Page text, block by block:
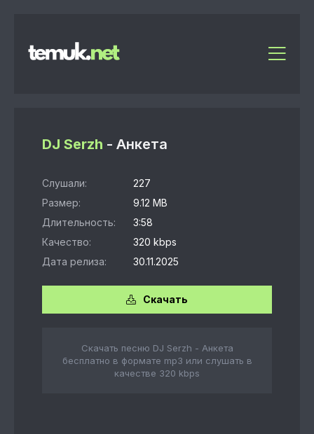
DJ Serzh - Анкета
Слушали:
227
Размер:
9.12 MB
Длительность:
3:58
Качество:
320 kbps
Дата релиза:
30.11.2025
Скачать
Скачать песню DJ Serzh - Анкета
бесплатно в формате mp3 или слушать в
качестве 320 kbps